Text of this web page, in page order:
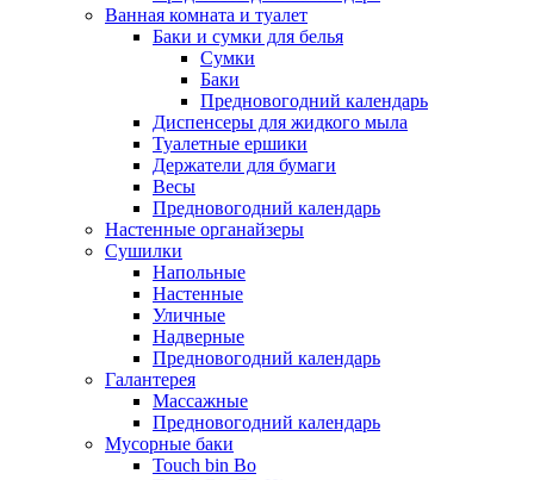
Ванная комната и туалет
Баки и сумки для белья
Сумки
Баки
Предновогодний календарь
Диспенсеры для жидкого мыла
Туалетные ершики
Держатели для бумаги
Весы
Предновогодний календарь
Настенные органайзеры
Сушилки
Напольные
Настенные
Уличные
Надверные
Предновогодний календарь
Галантерея
Массажные
Предновогодний календарь
Мусорные баки
Touch bin Bo